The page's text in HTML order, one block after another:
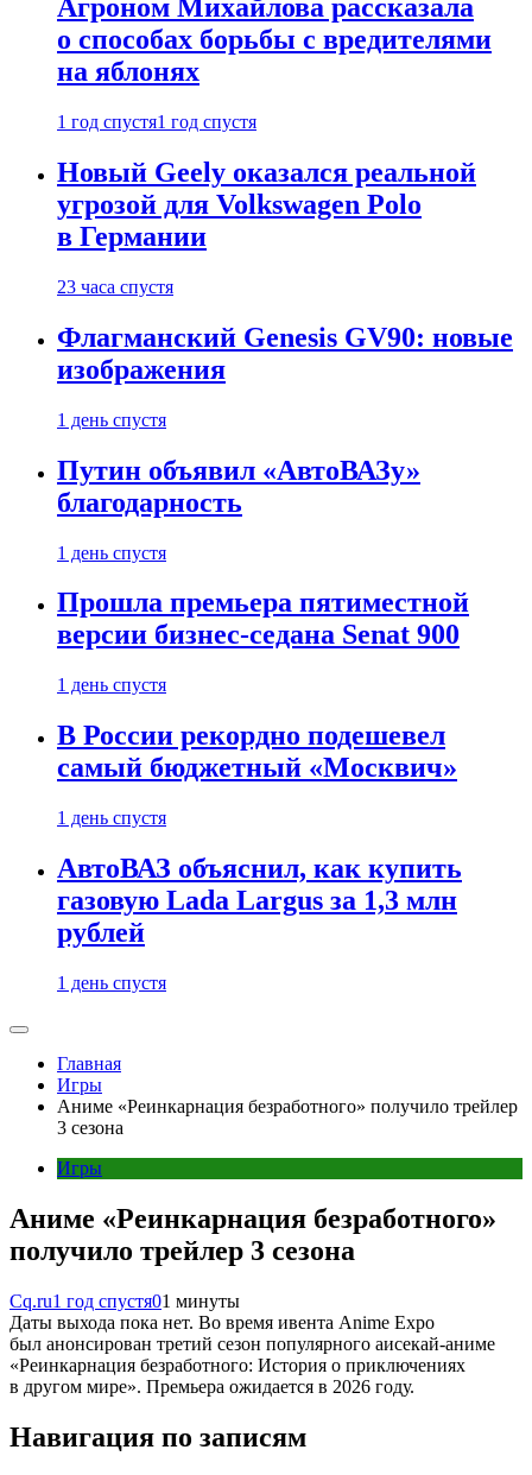
Агроном Михайлова рассказала
о способах борьбы с вредителями
на яблонях
1 год спустя1 год спустя
Новый Geely оказался реальной
угрозой для Volkswagen Polo
в Германии
23 часа спустя
Флагманский Genesis GV90: новые
изображения
1 день спустя
Путин объявил «АвтоВАЗу»
благодарность
1 день спустя
Прошла премьера пятиместной
версии бизнес-седана Senat 900
1 день спустя
В России рекордно подешевел
самый бюджетный «Москвич»
1 день спустя
АвтоВАЗ объяснил, как купить
газовую Lada Largus за 1,3 млн
рублей
1 день спустя
Главная
Игры
Аниме «Реинкарнация безработного» получило трейлер
3 сезона
Игры
Аниме «Реинкарнация безработного»
получило трейлер 3 сезона
Cq.ru1 год спустя01 минуты
Даты выхода пока нет. Во время ивента Anime Expo
был анонсирован третий сезон популярного аисекай-аниме
«Реинкарнация безработного: История о приключениях
в другом мире». Премьера ожидается в 2026 году.
Навигация по записям